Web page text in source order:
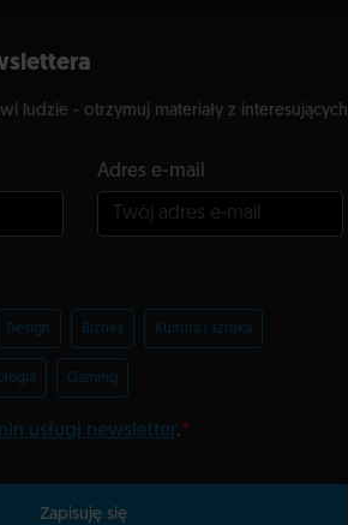
ludzie - otrzymuj materiały z interesujących
Adres e-mail
Design Biznes Kultura i sztuka
Gaming
usługi newsletter.*
Zapisuję się